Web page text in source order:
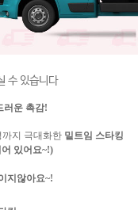
수 있습니다
러운 촉감!
까지 극대화한 밑트임 스타킹
있어요~!)
지않아요~!